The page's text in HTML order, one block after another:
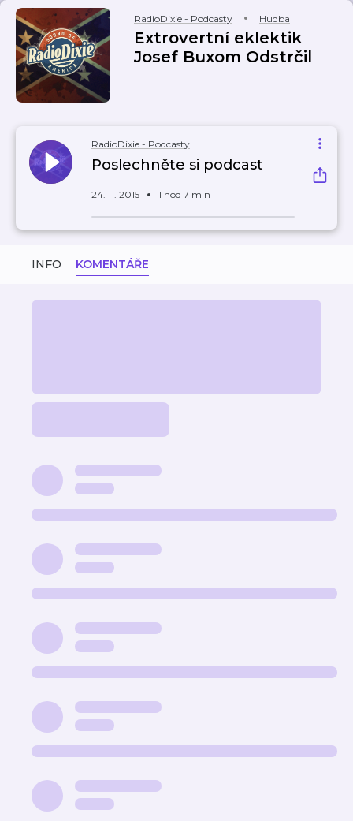
RadioDixie - Podcasty Hudba
Extrovertní eklektik
Josef Buxom Odstrčil
RadioDixie - Podcasty
Poslechněte si podcast
24. 11. 2015 1 hod 7 min
INFO KOMENTÁŘE